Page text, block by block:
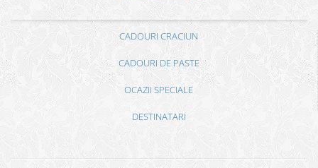
CADOURI CRACIUN
CADOURI DE PASTE
OCAZII SPECIALE
DESTINATARI